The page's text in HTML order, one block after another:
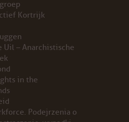
Kortrijk
Uil – Anarchistische
in the
Podejrzenia o